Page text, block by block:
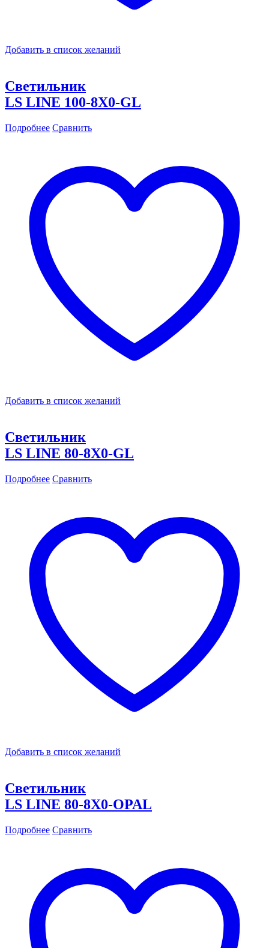
Добавить в список желаний
Светильник
LS LINE 100-8X0-GL
Подробнее Сравнить
Добавить в список желаний
Светильник
LS LINE 80-8X0-GL
Подробнее Сравнить
Добавить в список желаний
Светильник
LS LINE 80-8X0-OPAL
Подробнее Сравнить